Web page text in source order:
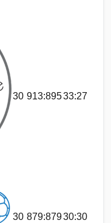
30 913:89533:27
30 879:87930:30